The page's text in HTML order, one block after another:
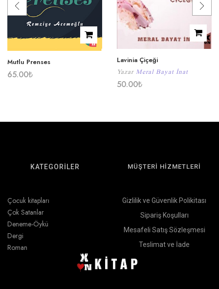
Mutlu Prenses
65.00₺
Lavinia Çiçeği
Yazar Meral Bayat İnat
50.00₺
KATEGORİLER
Çocuk kitapları
Çok Satanlar
Deneme-Öykü
Dergi
Roman
MÜŞTERİ HİZMETLERİ
Gizlilik ve Güvenlik Polikitası
Sipariş Koşulları
Mesafeli Satış Sözleşmesi
Teslimat ve İade